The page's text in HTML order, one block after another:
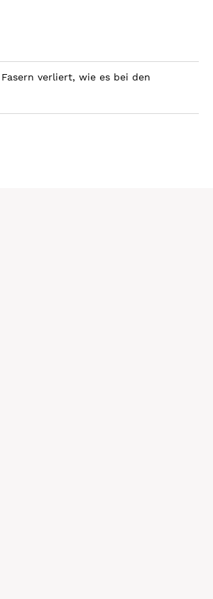
verliert, wie es bei den